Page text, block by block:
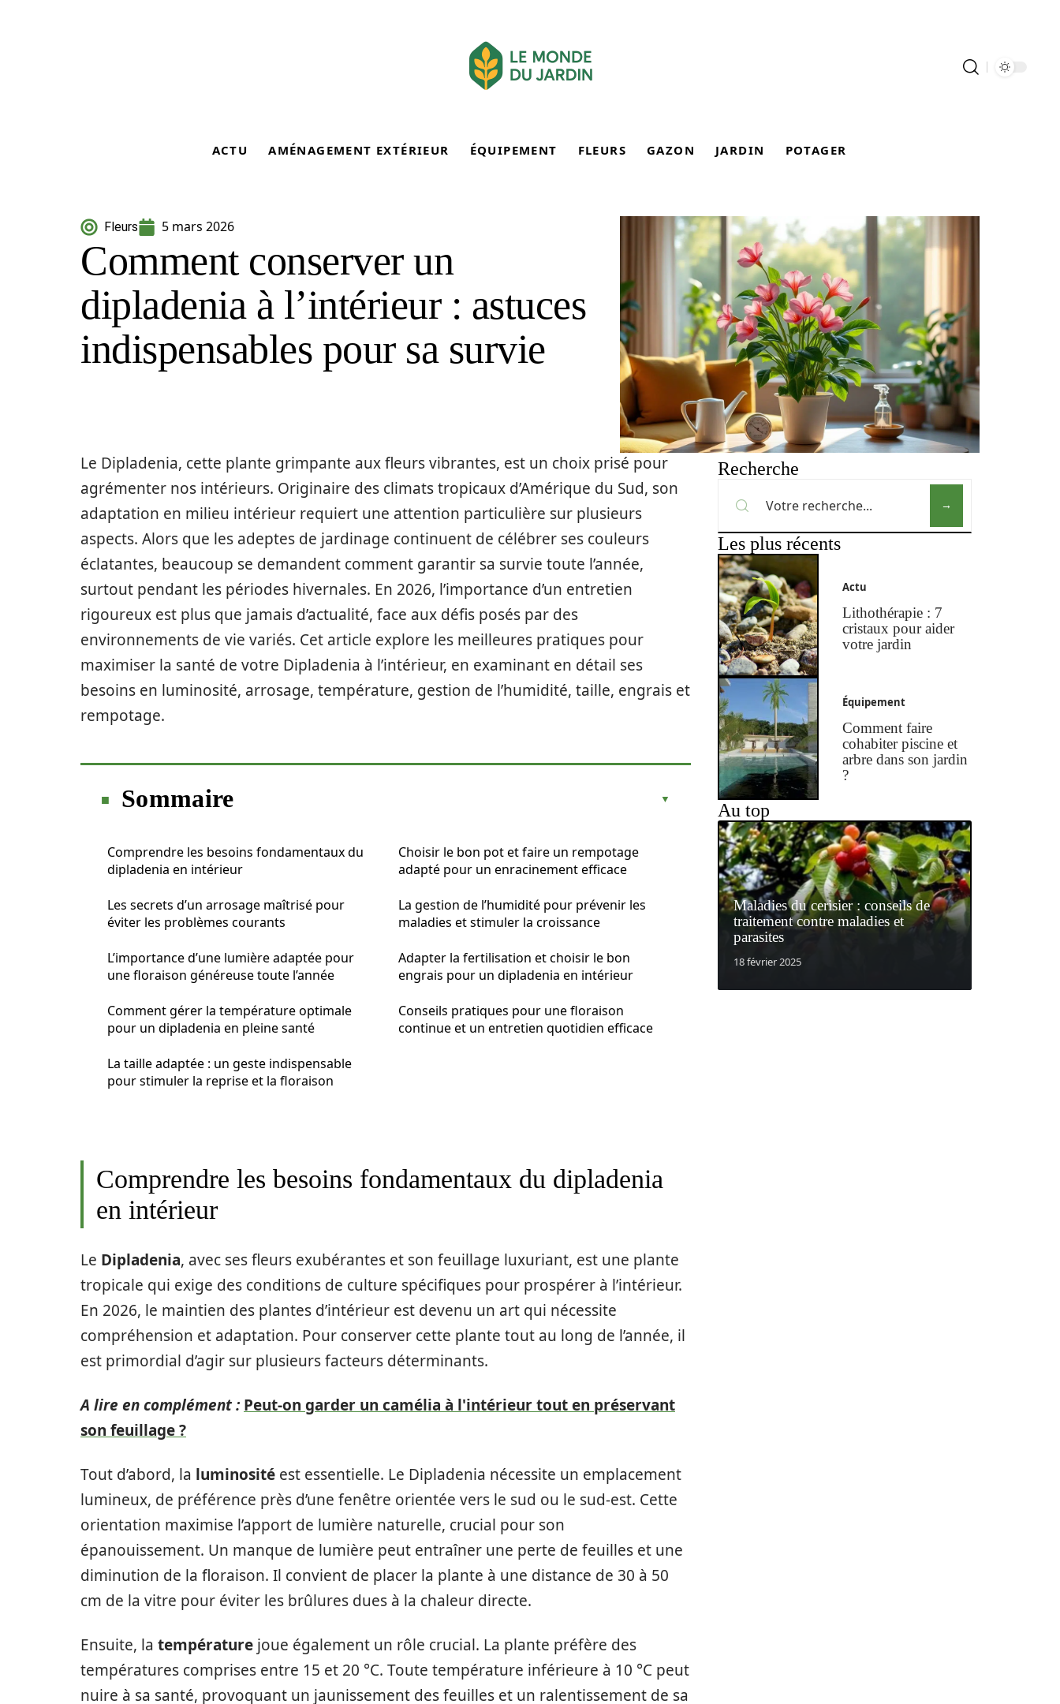
ACTU AMÉNAGEMENT EXTÉRIEUR ÉQUIPEMENT FLEURS GAZON JARDIN POTAGER
Fleurs 5 mars 2026
Comment conserver un
dipladenia à l’intérieur : astuces
indispensables pour sa survie
Le Dipladenia, cette plante grimpante aux fleurs vibrantes, est un choix prisé pour
agrémenter nos intérieurs. Originaire des climats tropicaux d’Amérique du Sud, son
adaptation en milieu intérieur requiert une attention particulière sur plusieurs
aspects. Alors que les adeptes de jardinage continuent de célébrer ses couleurs
éclatantes, beaucoup se demandent comment garantir sa survie toute l’année,
surtout pendant les périodes hivernales. En 2026, l’importance d’un entretien
rigoureux est plus que jamais d’actualité, face aux défis posés par des
environnements de vie variés. Cet article explore les meilleures pratiques pour
maximiser la santé de votre Dipladenia à l’intérieur, en examinant en détail ses
besoins en luminosité, arrosage, température, gestion de l’humidité, taille, engrais et
rempotage.
Sommaire
Comprendre les besoins fondamentaux du
dipladenia en intérieur
Les secrets d’un arrosage maîtrisé pour
éviter les problèmes courants
L’importance d’une lumière adaptée pour
une floraison généreuse toute l’année
Comment gérer la température optimale
pour un dipladenia en pleine santé
La taille adaptée : un geste indispensable
pour stimuler la reprise et la floraison
Choisir le bon pot et faire un rempotage
adapté pour un enracinement efficace
La gestion de l’humidité pour prévenir les
maladies et stimuler la croissance
Adapter la fertilisation et choisir le bon
engrais pour un dipladenia en intérieur
Conseils pratiques pour une floraison
continue et un entretien quotidien efficace
Comprendre les besoins fondamentaux du dipladenia
en intérieur
Le Dipladenia, avec ses fleurs exubérantes et son feuillage luxuriant, est une plante
tropicale qui exige des conditions de culture spécifiques pour prospérer à l’intérieur.
En 2026, le maintien des plantes d’intérieur est devenu un art qui nécessite
compréhension et adaptation. Pour conserver cette plante tout au long de l’année, il
est primordial d’agir sur plusieurs facteurs déterminants.
A lire en complément : Peut-on garder un camélia à l'intérieur tout en préservant
son feuillage ?
Tout d’abord, la luminosité est essentielle. Le Dipladenia nécessite un emplacement
lumineux, de préférence près d’une fenêtre orientée vers le sud ou le sud-est. Cette
orientation maximise l’apport de lumière naturelle, crucial pour son
épanouissement. Un manque de lumière peut entraîner une perte de feuilles et une
diminution de la floraison. Il convient de placer la plante à une distance de 30 à 50
cm de la vitre pour éviter les brûlures dues à la chaleur directe.
Ensuite, la température joue également un rôle crucial. La plante préfère des
températures comprises entre 15 et 20 °C. Toute température inférieure à 10 °C peut
nuire à sa santé, provoquant un jaunissement des feuilles et un ralentissement de sa
Recherche
Les plus récents
Actu
Lithothérapie : 7
cristaux pour aider
votre jardin
Équipement
Comment faire
cohabiter piscine et
arbre dans son jardin
?
Au top
Maladies du cerisier : conseils de
traitement contre maladies et
parasites
18 février 2025